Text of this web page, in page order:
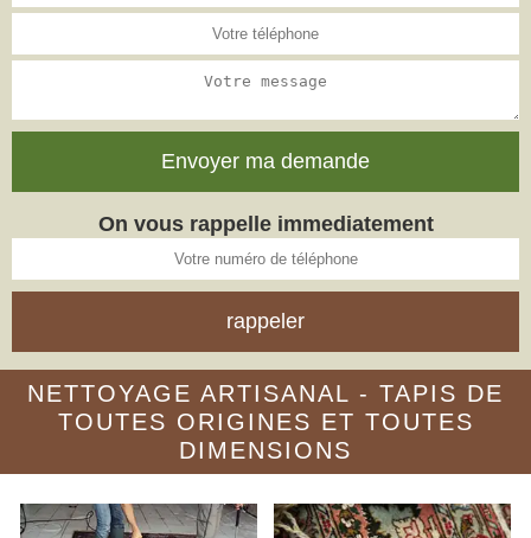
On vous rappelle immediatement
NETTOYAGE ARTISANAL - TAPIS DE
TOUTES ORIGINES ET TOUTES
DIMENSIONS